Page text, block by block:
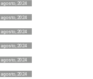
agosto, 2024
agosto, 2024
agosto, 2024
agosto, 2024
agosto, 2024
agosto, 2024